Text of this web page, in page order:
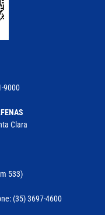
9000
Clara
533)
(35) 3697-4600